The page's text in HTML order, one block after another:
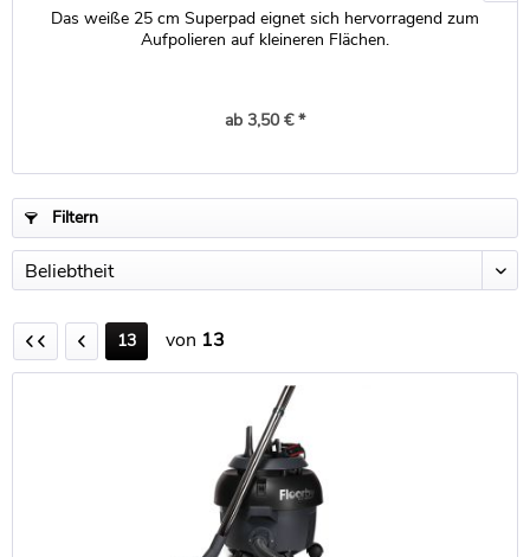
Das weiße 25 cm Superpad eignet sich hervorragend zum
Aufpolieren auf kleineren Flächen.
ab 3,50 € *
Filtern
13 von 13